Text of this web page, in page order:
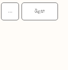
… ඊළඟ